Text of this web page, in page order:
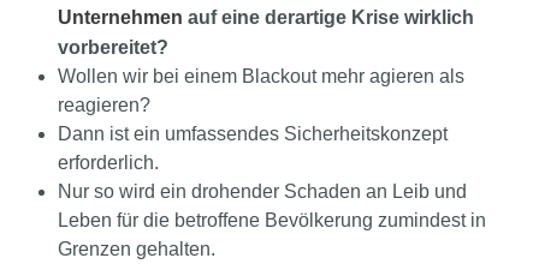
Unternehmen auf eine derartige Krise wirklich
vorbereitet?
Wollen wir bei einem Blackout mehr agieren als
reagieren?
Dann ist ein umfassendes Sicherheitskonzept
erforderlich.
Nur so wird ein drohender Schaden an Leib und
Leben für die betroffene Bevölkerung zumindest in
Grenzen gehalten.